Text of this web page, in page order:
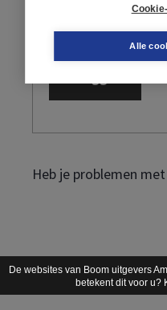
De websites van Boom uitgevers
betekent dit voor u?
Alle Ik
Heb je problemen